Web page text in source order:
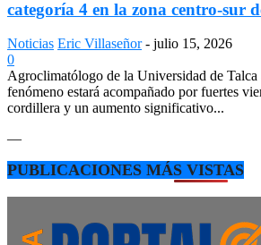
categoría 4 en la zona centro-sur
Noticias Eric Villaseñor - julio 15, 2026
0
Agroclimatólogo de la Universidad de
fenómeno estará acompañado por fuertes
cordillera y un aumento significativo...
—
PUBLICACIONES MÁS VISTAS